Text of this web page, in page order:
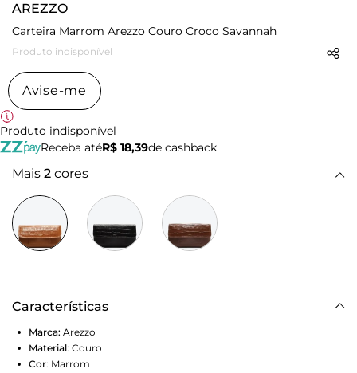
AREZZO
Carteira Marrom Arezzo Couro Croco Savannah
Produto indisponível
Avise-me
Produto indisponível
Receba atéR$ 18,39de cashback
Mais 2 cores
Características
Marca: Arezzo
Material: Couro
Cor: Marrom